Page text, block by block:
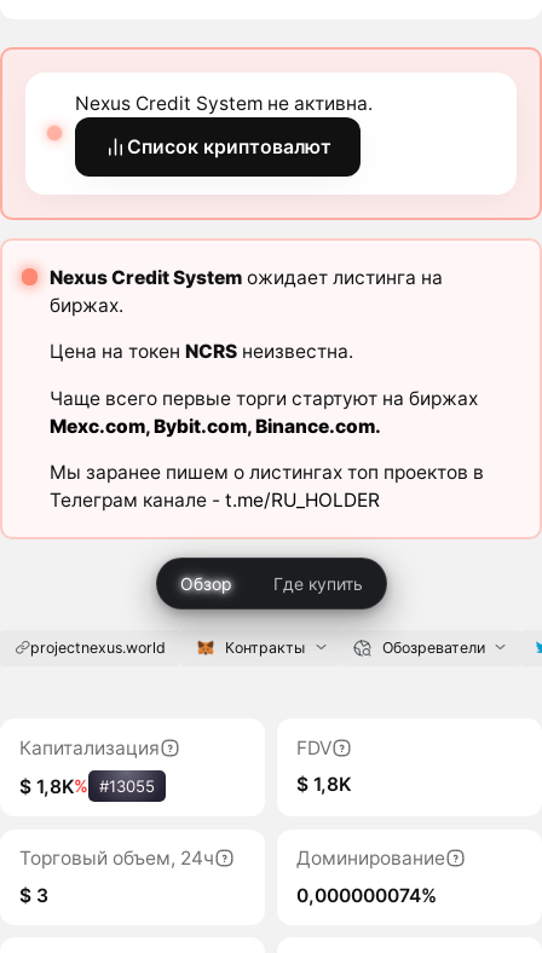
Nexus Credit System не активна.
Список криптовалют
Nexus Credit Systemожидает листинга на
биржах.
Цена на токен NCRSнеизвестна.
Чаще всего первые торги стартуют на биржах
Mexc.com,Bybit.com,Binance.com.
Мы заранее пишем о листингах топ проектов в
Телеграм канале - t.me/RU_HOLDER
Обзор Где купить
projectnexus.world Контракты Обозреватели
Капитализация
$ 1,8K% #13055
FDV
$ 1,8K
Торговый объем, 24ч
$ 3
Доминирование
0,000000074%